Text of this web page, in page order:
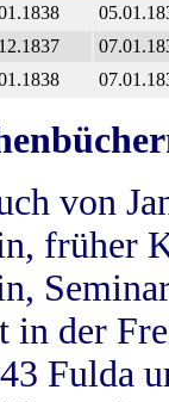
von
früher
in der
Fulda